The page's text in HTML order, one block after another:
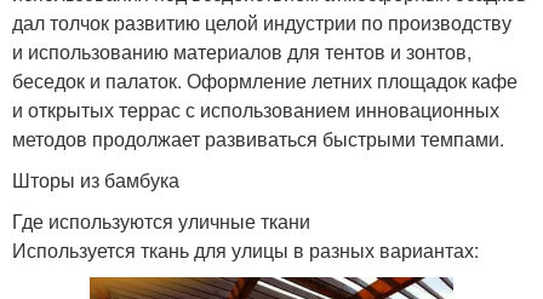
дал толчок развитию целой индустрии по производству
и использованию материалов для тентов и зонтов,
беседок и палаток. Оформление летних площадок кафе
и открытых террас с использованием инновационных
методов продолжает развиваться быстрыми темпами.
Шторы из бамбука
Где используются уличные ткани
Используется ткань для улицы в разных вариантах: